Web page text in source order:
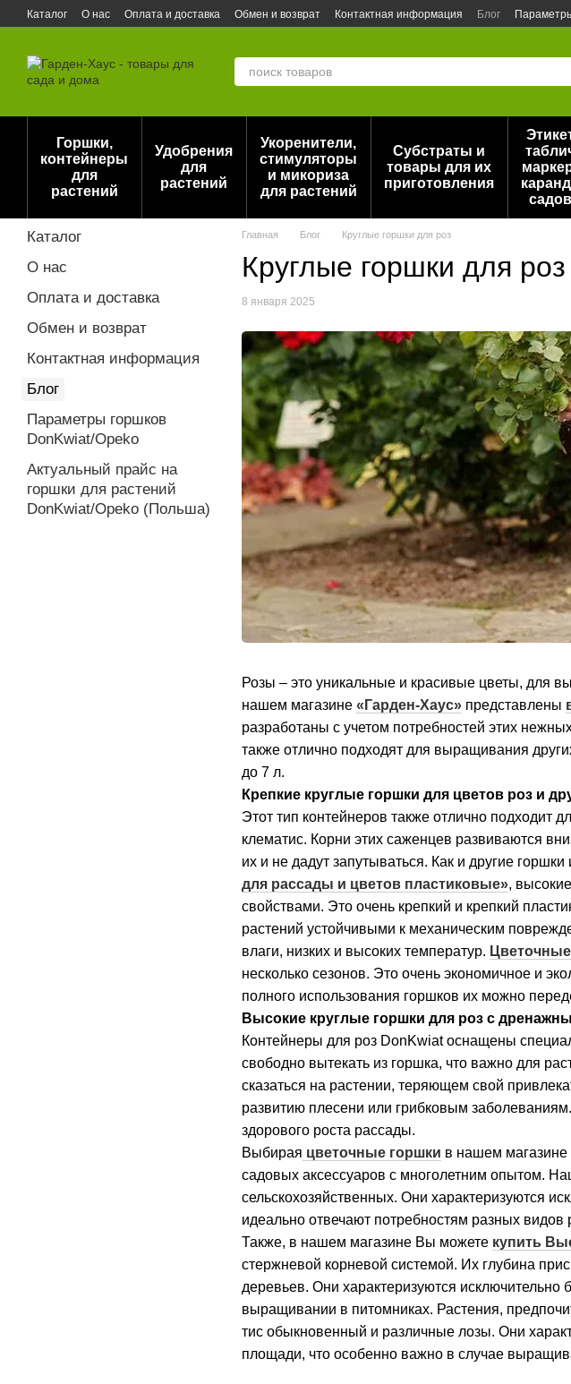
Перейти к основному контенту
Каталог О нас Оплата и доставка Обмен и возврат Контактная информация Блог
Горшки,
контейнеры
для
растений
Удобрения
для
растений
Укоренители,
стимуляторы
и микориза
для растений
Субстраты и
товары для их
приготовления
Главная Блог Круглые горшки для роз
Круглые горшки для роз
8 января 2025
Розы – это уникальные и красивые цветы, для
нашем магазине «Гарден-Хаус» представлены
разработаны с учетом потребностей этих
также отлично подходят для выращивания
до 7 л.
Крепкие круглые горшки для цветов роз и
Этот тип контейнеров также отлично подходит
клематис. Корни этих саженцев развиваются
их и не дадут запутываться. Как и другие
для рассады и цветов пластиковые»,
свойствами. Это очень крепкий и крепкий
растений устойчивыми к механическим
влаги, низких и высоких температур.
несколько сезонов. Это очень экономичное и
полного использования горшков их можно
Высокие круглые горшки для роз с
Контейнеры для роз DonKwiat оснащены
свободно вытекать из горшка, что важно для
сказаться на растении, теряющем свой
развитию плесени или грибковым
здорового роста рассады.
Выбирая цветочные горшки в нашем магазине
садовых аксессуаров с многолетним опытом.
сельскохозяйственных. Они характеризуются
идеально отвечают потребностям разных видов
Также, в нашем магазине Вы можете купить
стержневой корневой системой. Их глубина
деревьев. Они характеризуются
выращивании в питомниках. Растения,
тис обыкновенный и различные лозы. Они
площади, что особенно важно в случае
Каталог
О нас
Оплата и доставка
Обмен и возврат
Контактная информация
Блог
Параметры горшков
DonKwiat/Opeko
Актуальный прайс на
горшки для растений
DonKwiat/Opeko (Польша)